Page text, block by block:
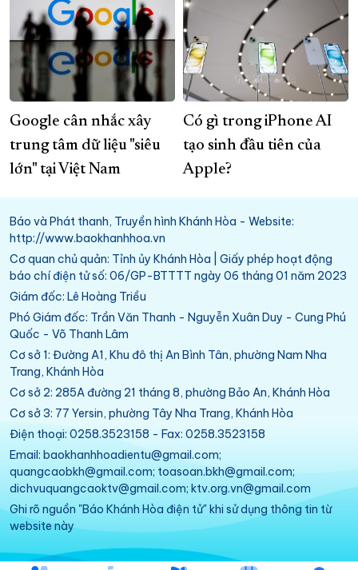
Google cân nhắc xây
trung tâm dữ liệu "siêu
lớn" tại Việt Nam
Có gì trong iPhone AI
tạo sinh đầu tiên của
Apple?
Báo và Phát thanh, Truyền hình Khánh Hòa - Website:
http://www.baokhanhhoa.vn
Cơ quan chủ quản: Tỉnh ủy Khánh Hòa | Giấy phép hoạt động
báo chí điện tử số: 06/GP-BTTTT ngày 06 tháng 01 năm 2023
Giám đốc: Lê Hoàng Triều
Phó Giám đốc: Trần Văn Thanh - Nguyễn Xuân Duy - Cung Phú
Quốc - Võ Thanh Lâm
Cơ sở 1: Đường A1, Khu đô thị An Bình Tân, phường Nam Nha
Trang, Khánh Hòa
Cơ sở 2: 285A đường 21 tháng 8, phường Bảo An, Khánh Hòa
Cơ sở 3: 77 Yersin, phường Tây Nha Trang, Khánh Hòa
Điện thoại: 0258.3523158 - Fax: 0258.3523158
Email: baokhanhhoadientu@gmail.com;
quangcaobkh@gmail.com; toasoan.bkh@gmail.com;
dichvuquangcaoktv@gmail.com; ktv.org.vn@gmail.com
Ghi rõ nguồn "Báo Khánh Hòa điện tử" khi sử dụng thông tin từ
website này